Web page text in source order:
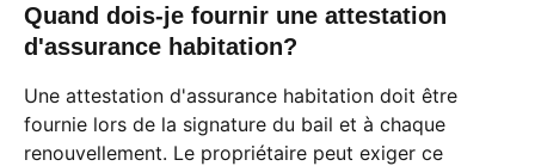
Quand dois-je fournir une attestation
d'assurance habitation?
Une attestation d'assurance habitation doit être
fournie lors de la signature du bail et à chaque
renouvellement. Le propriétaire peut exiger ce